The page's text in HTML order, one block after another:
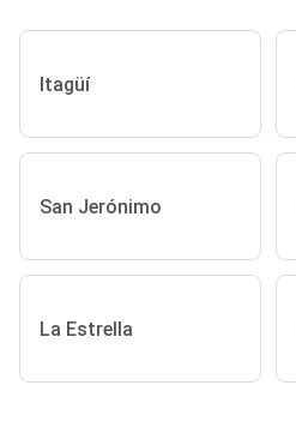
Itagüí
San Jerónimo
La Estrella